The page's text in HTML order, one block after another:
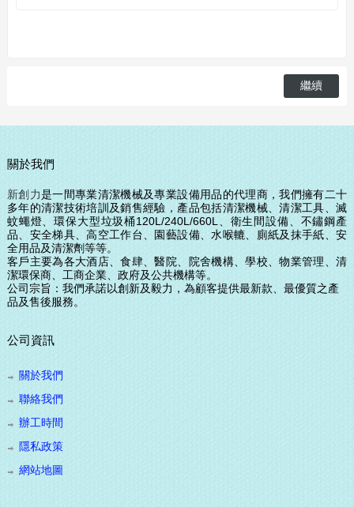
繼續
關於我們
新創力是一間專業清潔機械及專業設備用品的代理商，我們擁有二十
多年的清潔技術培訓及銷售經驗，產品包括清潔機械、清潔工具、滅
蚊蠅燈、環保大型垃圾桶120L/240L/660L、衛生間設備、 不鏽鋼產
品、安全梯具、高空工作台、園藝設備、水喉轆、廁紙及抹手紙、安
全用品及清潔劑等等。
客戶主要為各大酒店、食肆、醫院、院舍機構、學校、物業管理、清
潔環保商、工商企業、政府及公共機構等。
公司宗旨：我們承諾以創新及毅力，為顧客提供最新款、 最優質之產
品及售後服務。
公司資訊
關於我們
聯絡我們
辦工時間
隱私政策
網站地圖